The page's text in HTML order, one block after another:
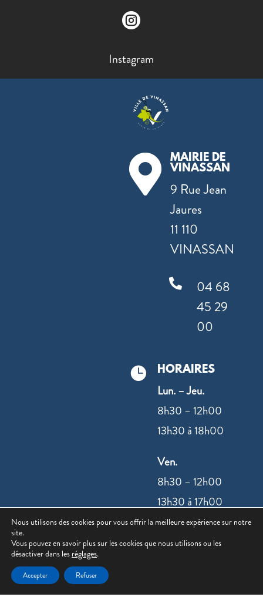

Instagram

MAIRIE DE
VINASSAN
9 Rue Jean
Jaures
11 110
VINASSAN

04 68
45 29
00
 HORAIRES
Lun. – Jeu.
8h30 – 12h00
13h30 à 18h00
Ven.
8h30 – 12h00
13h30 à 17h00
NOUS
Nous utilisons des cookies pour vous offrir la meilleure expérience sur notre
site.
Vous pouvez en savoir plus sur les cookies que nous utilisons ou les
désactiver dans les réglages.
Accepter Refuser